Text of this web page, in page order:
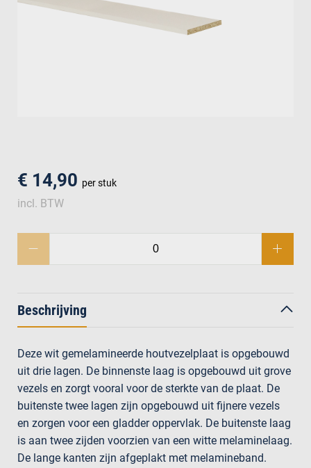
€ 14,90 per stuk
incl. BTW
Beschrijving
Deze wit gemelamineerde houtvezelplaat is opgebouwd
uit drie lagen. De binnenste laag is opgebouwd uit grove
vezels en zorgt vooral voor de sterkte van de plaat. De
buitenste twee lagen zijn opgebouwd uit fijnere vezels
en zorgen voor een gladder oppervlak. De buitenste laag
is aan twee zijden voorzien van een witte melaminelaag.
De lange kanten zijn afgeplakt met melamineband.